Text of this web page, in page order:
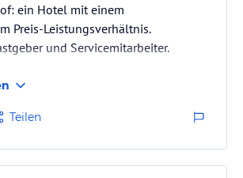
ein Hotel mit einem
Preis-Leistungsverhältnis.
und Servicemitarbeiter.
Teilen